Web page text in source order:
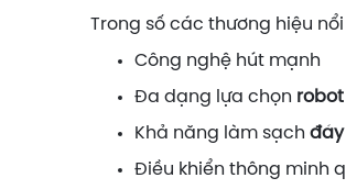
Trong số các thương hiệu
Công nghệ hút mạnh
Đa dạng lựa chọn
Khả năng làm sạch đáy
Điều khiển thông minh